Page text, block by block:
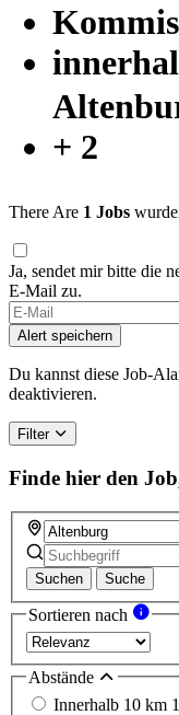
+ 2
There Are 1 Jobs
Ja, sendet mir bitte die
E-Mail zu.
If
you
are
a
human,
this
field
Alert speichern
Du kannst diese Job-
deaktivieren.
Filter
Finde hier den
Suchen Suche
Sortieren nach
Abstände
Innerhalb 10 km 1